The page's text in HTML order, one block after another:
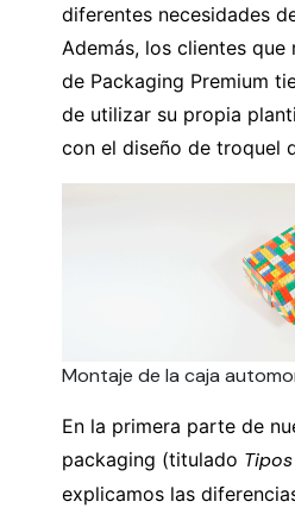
diferentes necesidades
Además, los clientes que
de Packaging Premium
de utilizar su propia
con el diseño de troquel
Montaje de la caja
En la primera parte de
packaging (titulado
explicamos las